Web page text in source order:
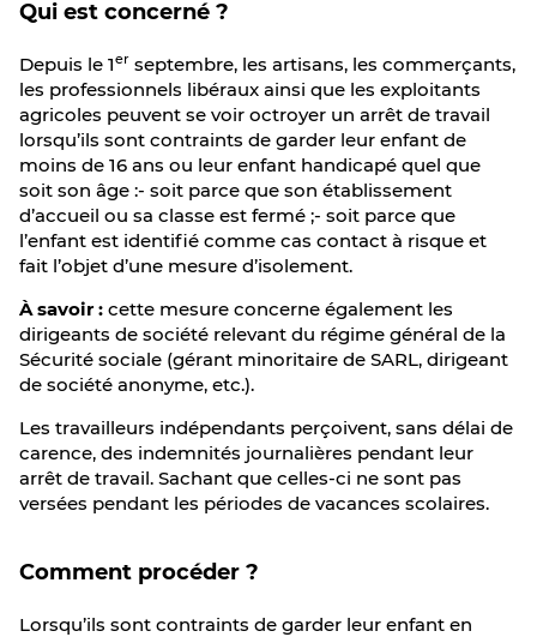
Qui est concerné ?
Depuis le 1er septembre, les artisans, les commerçants,
les professionnels libéraux ainsi que les exploitants
agricoles peuvent se voir octroyer un arrêt de travail
lorsqu’ils sont contraints de garder leur enfant de
moins de 16 ans ou leur enfant handicapé quel que
soit son âge :- soit parce que son établissement
d’accueil ou sa classe est fermé ;- soit parce que
l’enfant est identifié comme cas contact à risque et
fait l’objet d’une mesure d’isolement.
À savoir : cette mesure concerne également les
dirigeants de société relevant du régime général de la
Sécurité sociale (gérant minoritaire de SARL, dirigeant
de société anonyme, etc.).
Les travailleurs indépendants perçoivent, sans délai de
carence, des indemnités journalières pendant leur
arrêt de travail. Sachant que celles-ci ne sont pas
versées pendant les périodes de vacances scolaires.
Comment procéder ?
Lorsqu’ils sont contraints de garder leur enfant en